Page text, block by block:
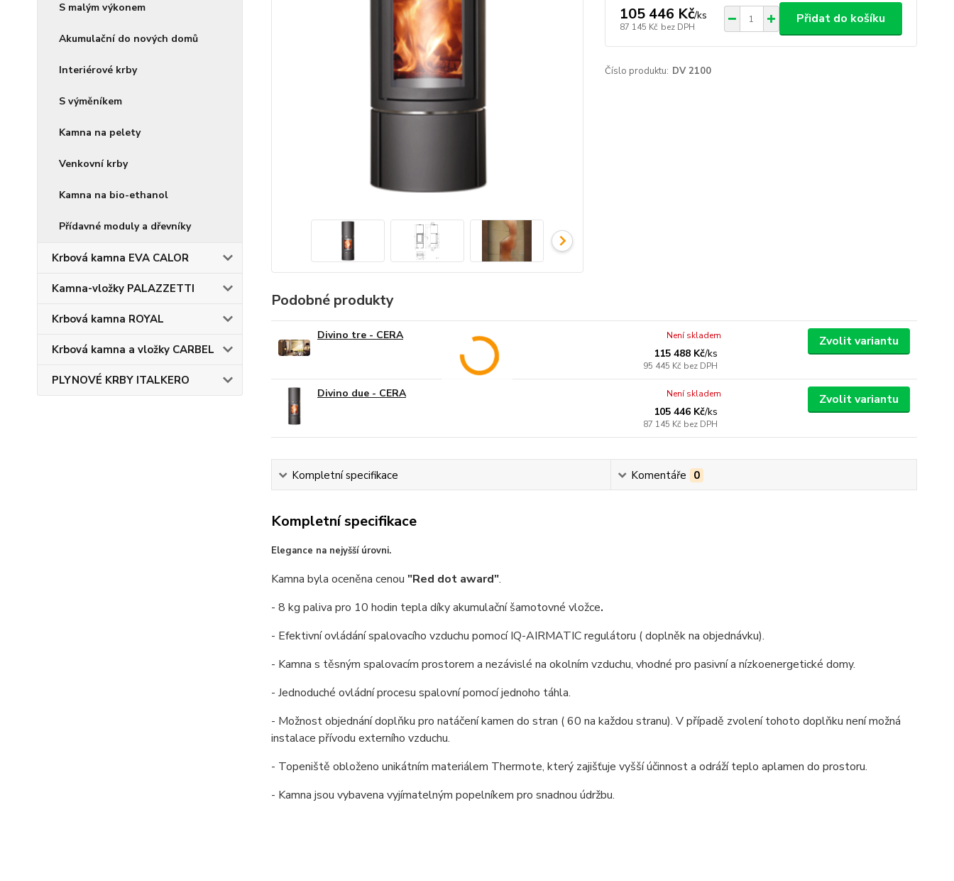
S malým výkonem
Akumulační do nových domů
Interiérové krby
S výměníkem
Kamna na pelety
Venkovní krby
Kamna na bio-ethanol
Přídavné moduly a dřevníky
Krbová kamna EVA CALOR
Kamna-vložky PALAZZETTI
Krbová kamna ROYAL
Krbová kamna a vložky CARBEL
PLYNOVÉ KRBY ITALKERO
105 446 Kč/ks
87 145 Kč bez DPH
Přidat do košíku
Číslo produktu: DV 2100
Podobné produkty
Divino tre - CERA
115 488 Kč/ks
95 445 Kč bez DPH
Není skladem Zvolit variantu
Divino due - CERA
105 446 Kč/ks
87 145 Kč bez DPH
Není skladem Zvolit variantu
Kompletní specifikace Komentáře 0
Kompletní specifikace
Elegance na nejyšší úrovni.
Kamna byla oceněna cenou "Red dot award".
- 8 kg paliva pro 10 hodin tepla díky akumulační šamotovné vložce.
- Efektivní ovládání spalovacího vzduchu pomocí IQ-AIRMATIC regulátoru ( doplněk na objednávku).
- Kamna s těsným spalovacím prostorem a nezávislé na okolním vzduchu, vhodné pro pasivní a nízkoenergetické domy.
- Jednoduché ovládní procesu spalovní pomocí jednoho táhla.
- Možnost objednání doplňku pro natáčení kamen do stran ( 60 na každou stranu). V případě zvolení tohoto doplňku není možná
instalace přívodu externího vzduchu.
- Topeniště obloženo unikátním materiálem Thermote, který zajišťuje vyšší účinnost a odráží teplo aplamen do prostoru.
- Kamna jsou vybavena vyjímatelným popelníkem pro snadnou údržbu.